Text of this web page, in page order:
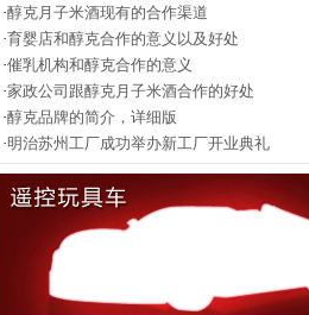
·醇克月子米酒现有的合作渠道
·育婴店和醇克合作的意义以及好处
·催乳机构和醇克合作的意义
·家政公司跟醇克月子米酒合作的好处
·醇克品牌的简介，详细版
·明治苏州工厂成功举办新工厂开业典礼